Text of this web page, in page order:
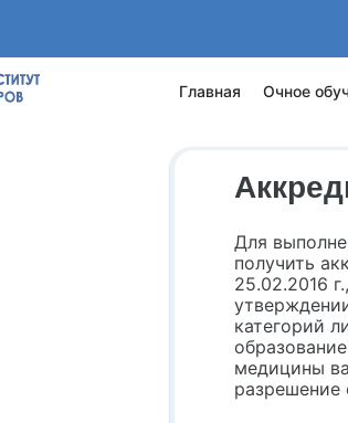
Главная Очное
Для
получить
25.02.2016
категорий
медицины
разрешение